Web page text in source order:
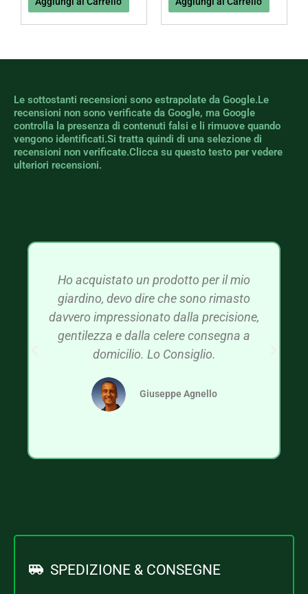
Le sottostanti recensioni sono estrapolate da Google.Le
recensioni non sono verificate da Google, ma Google
controlla la presenza di contenuti falsi e li rimuove quando
vengono identificati.Si tratta quindi di una selezione di
recensioni non verificate.Clicca su questo testo per vedere
ulteriori recensioni.
Ho acquistato un prodotto per il mio
giardino, devo dire che sono rimasto
davvero impressionato dalla precisione,
gentilezza e dalla celere consegna a
domicilio. Lo Consiglio.
Giuseppe Agnello
SPEDIZIONE & CONSEGNE